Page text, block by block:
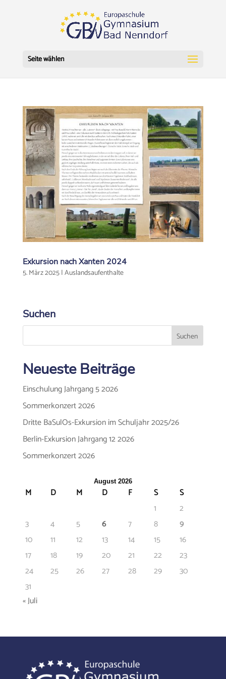
Seite wählen
Exkursion nach Xanten 2024
5. März 2025|Auslandsaufenthalte
Suchen
Neueste Beiträge
Einschulung Jahrgang 5 2026
Sommerkonzert 2026
Dritte BaSulOs-Exkursion im Schuljahr 2025/26
Berlin-Exkursion Jahrgang 12 2026
Sommerkonzert 2026
August 2026
M D M D F S
S
1
2
3
4 5 6 7 8
9
10
11 12 13 14 15
16
17
18 19 20 21 22
23
24
25 26 27 28 29
30
31
« Juli